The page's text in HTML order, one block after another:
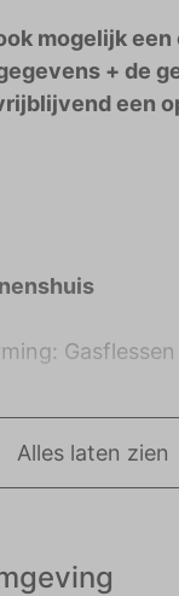
mogelijk
+ de
een
Gasflessen
Alles laten zien